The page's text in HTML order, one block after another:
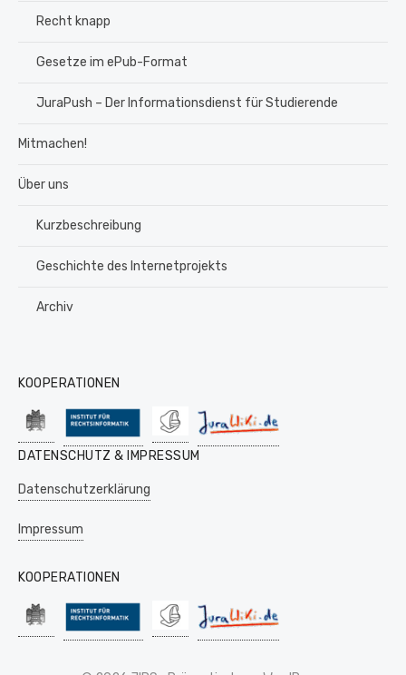
Recht knapp
Gesetze im ePub-Format
JuraPush – Der Informationsdienst für Studierende
Mitmachen!
Über uns
Kurzbeschreibung
Geschichte des Internetprojekts
Archiv
KOOPERATIONEN
DATENSCHUTZ & IMPRESSUM
Datenschutzerklärung
Impressum
KOOPERATIONEN